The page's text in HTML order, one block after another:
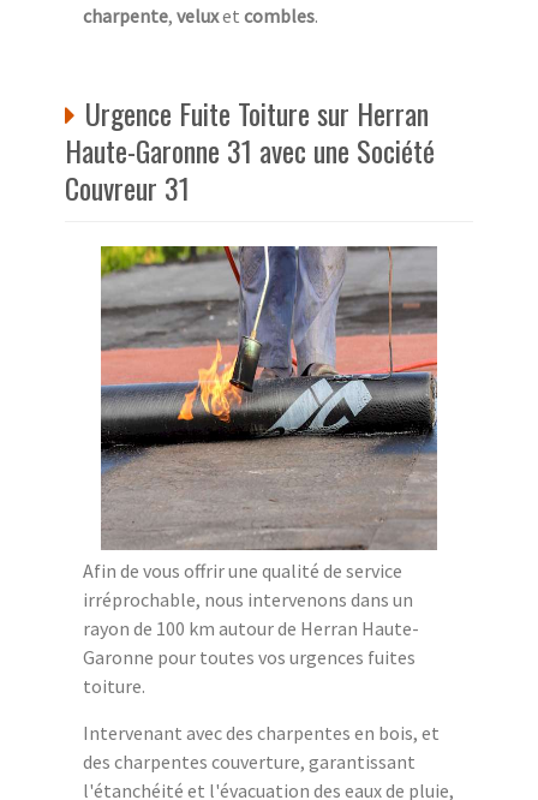
charpente, veluxet combles.
Urgence Fuite Toiture sur Herran
Haute-Garonne 31 avec une Société
Couvreur 31
Afin de vous offrir une qualité de service
irréprochable, nous intervenons dans un
rayon de 100 km autour de Herran Haute-
Garonne pour toutes vos urgences fuites
toiture.
Intervenant avec des charpentes en bois, et
des charpentes couverture, garantissant
l'étanchéité et l'évacuation des eaux de pluie,